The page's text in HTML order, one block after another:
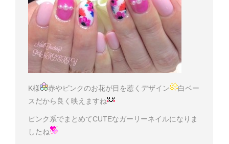
K様 赤やピンクのお花が目を惹くデザイン
白ベー
スだから良く映えますね
ピンク系でまとめてCUTEなガーリーネイルになりま
したね